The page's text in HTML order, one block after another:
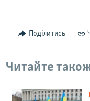
Поділитись
Читайте